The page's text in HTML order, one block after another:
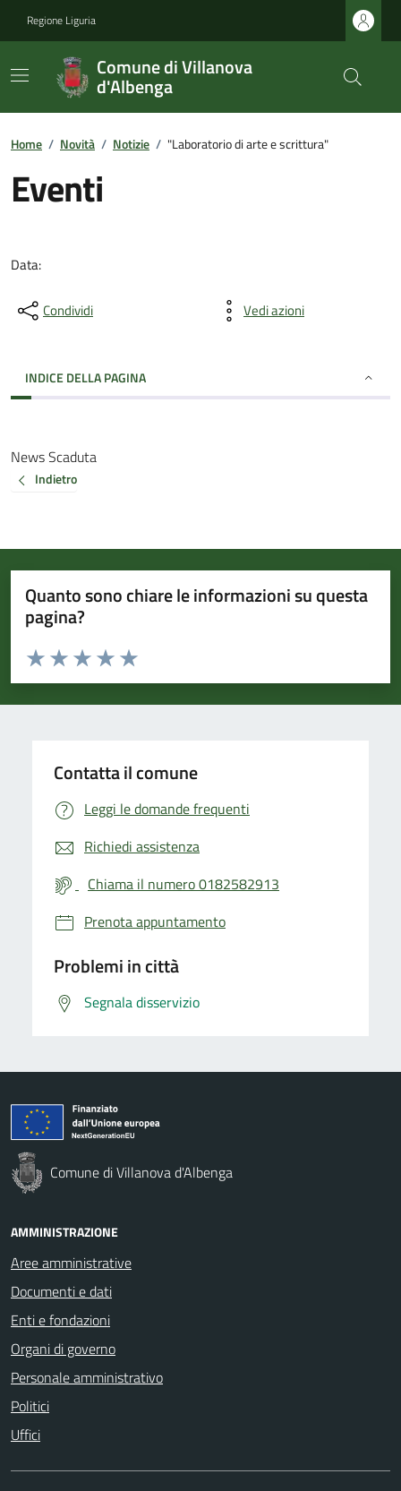
Regione Liguria
Comune di Villanova
d'Albenga
Home / Novità / Notizie / "Laboratorio di arte e scrittura"
Eventi
Data:
Condividi Vedi azioni
INDICE DELLA PAGINA
News Scaduta
Indietro
Quanto sono chiare le informazioni su questa
pagina?
Valuta da 1 a 5 stelle la pagina
Valuta 5 stelle su 5
Valuta 4 stelle su 5
Valuta 3 stelle su 5
Valuta 2 stelle su 5
Valuta 1 stelle su 5
Contatta il comune
Leggi le domande frequenti
Richiedi assistenza
Chiama il numero 0182582913
Prenota appuntamento
Problemi in città
Segnala disservizio
Comune di Villanova d'Albenga
AMMINISTRAZIONE
Aree amministrative
Documenti e dati
Enti e fondazioni
Organi di governo
Personale amministrativo
Politici
Uffici